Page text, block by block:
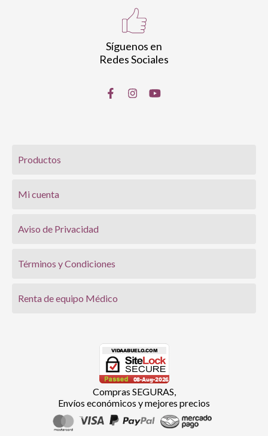
Síguenos en
Redes Sociales
Productos
Mi cuenta
Aviso de Privacidad
Términos y Condiciones
Renta de equipo Médico
Compras SEGURAS,
Envíos económicos y mejores precios